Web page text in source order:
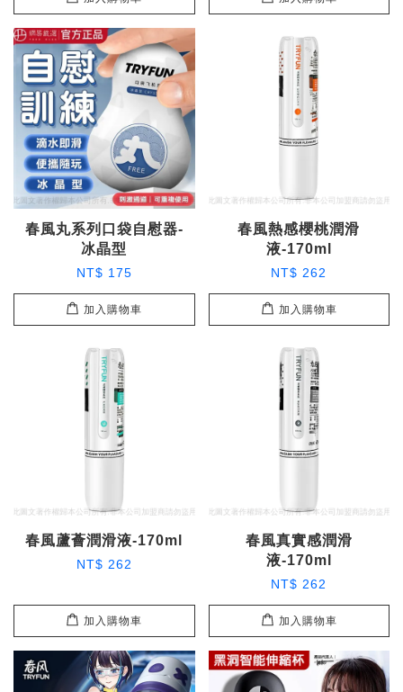
春風丸系列口袋自慰器-
冰晶型
NT$ 175
加入購物車
春風熱感櫻桃潤滑
液-170ml
NT$ 262
加入購物車
春風蘆薈潤滑液-170ml
NT$ 262
加入購物車
春風真實感潤滑
液-170ml
NT$ 262
加入購物車